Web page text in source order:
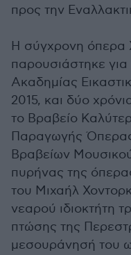
προς την
Η σύγχρονη όπερα
παρουσιάστηκε
Ακαδημίας
2015, και δύο
το Βραβείο
Παραγωγής
Βραβείων
πυρήνας της
του Μιχαήλ
νεαρού ιδιοκτήτη
πτώσης της
μεσουράνησή του